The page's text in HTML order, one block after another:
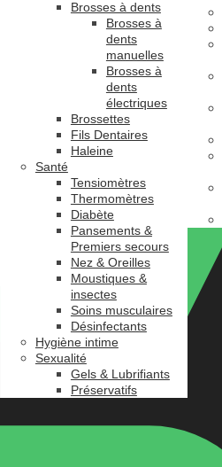
Brosses à dents
Brosses à
dents
manuelles
Brosses à
dents
électriques
Brossettes
Fils Dentaires
Haleine
Santé
Tensiomètres
Thermomètres
Diabète
Pansements &
Premiers secours
Nez & Oreilles
Moustiques &
insectes
Soins musculaires
Désinfectants
Hygiène intime
Sexualité
Gels & Lubrifiants
Préservatifs